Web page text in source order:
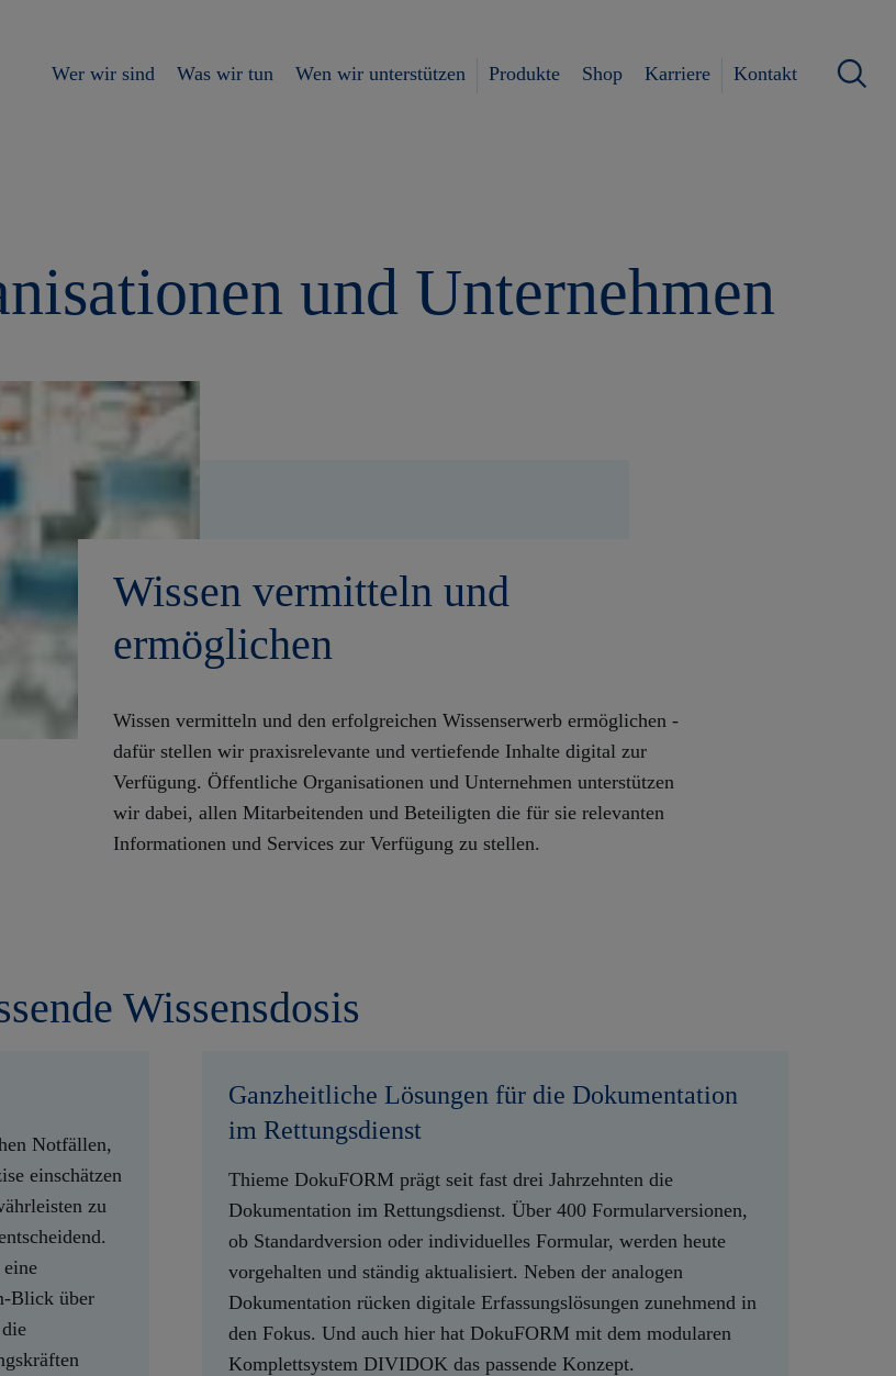
Wer wir sind Was wir tun Wen wir unterstützen Produkte Shop Karriere Kontakt
und Unternehmen
Wissen vermitteln und
ermöglichen
Wissen vermitteln und den erfolgreichen Wissenserwerb ermöglichen -
dafür stellen wir praxisrelevante und vertiefende Inhalte digital zur
Verfügung. Öffentliche Organisationen und Unternehmen unterstützen
wir dabei, allen Mitarbeitenden und Beteiligten die für sie relevanten
Informationen und Services zur Verfügung zu stellen.
Wissensdosis
Notfällen,
einschätzen
zu
Blick über
Ganzheitliche Lösungen für die Dokumentation
im Rettungsdienst
Thieme DokuFORM prägt seit fast drei Jahrzehnten die
Dokumentation im Rettungsdienst. Über 400 Formularversionen,
ob Standardversion oder individuelles Formular, werden heute
vorgehalten und ständig aktualisiert. Neben der analogen
Dokumentation rücken digitale Erfassungslösungen zunehmend in
den Fokus. Und auch hier hat DokuFORM mit dem modularen
Komplettsystem DIVIDOK das passende Konzept.